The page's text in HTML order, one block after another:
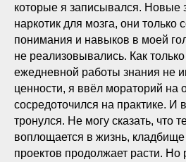
которые я записывался. Новые
наркотик для мозга, они только
понимания и навыков в моей
не реализовывались. Как
ежедневной работы знания не
ценности, я ввёл мораторий на
сосредоточился на практике. И
тронулся. Не могу сказать, что
воплощается в жизнь,
проектов продолжает расти. Но